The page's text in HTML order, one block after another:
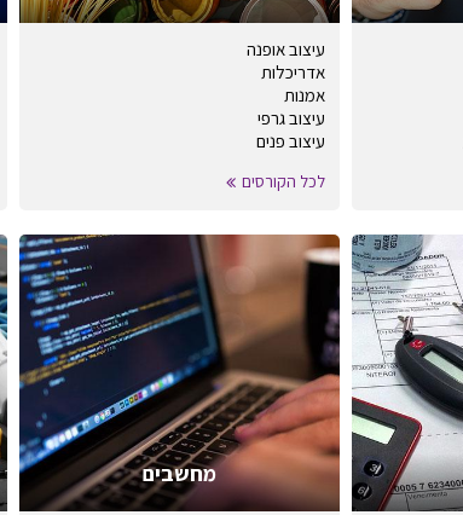
עיצוב אופנה
אדריכלות
אמנות
עיצוב גרפי
עיצוב פנים
לכל הקורסים
מחשבים